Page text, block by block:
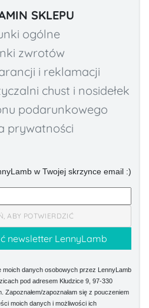
SKLEPU
ogólne
zwrotów
i reklamacji
chust i nosidełek
podarunkowego
prywatności
w Twojej skrzynce email :)
ABY POTWIERDZIĆ
danych osobowych przez LennyLamb
pod adresem Kłudzice 9, 97-330
Zapoznałem/zapoznałam się z pouczeniem
moich danych i możliwości ich